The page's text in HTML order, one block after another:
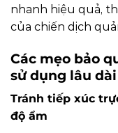
nhanh hiệu quả,
của chiến dịch
Các mẹo bảo
sử dụng lâu dài
Tránh tiếp xúc
độ ẩm